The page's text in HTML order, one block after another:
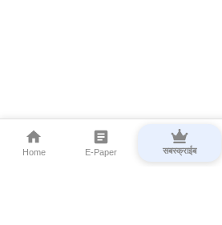
Home E-Paper सबस्क्राईब